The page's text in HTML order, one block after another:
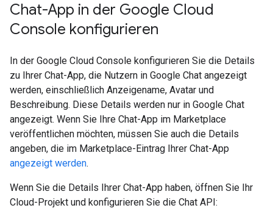
Chat-App in der Google Cloud
Console konfigurieren
In der Google Cloud Console konfigurieren Sie die Details
zu Ihrer Chat-App, die Nutzern in Google Chat angezeigt
werden, einschließlich Anzeigename, Avatar und
Beschreibung. Diese Details werden nur in Google Chat
angezeigt. Wenn Sie Ihre Chat-App im Marketplace
veröffentlichen möchten, müssen Sie auch die Details
angeben, die im Marketplace-Eintrag Ihrer Chat-App
angezeigt werden.
Wenn Sie die Details Ihrer Chat-App haben, öffnen Sie Ihr
Cloud-Projekt und konfigurieren Sie die Chat API: